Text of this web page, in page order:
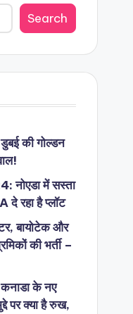
Search
की गोल्डन
में सस्ता
दे रहा है प्लॉट
बायोटेक और
की भर्ती –
के नए
पर क्या है रुख,